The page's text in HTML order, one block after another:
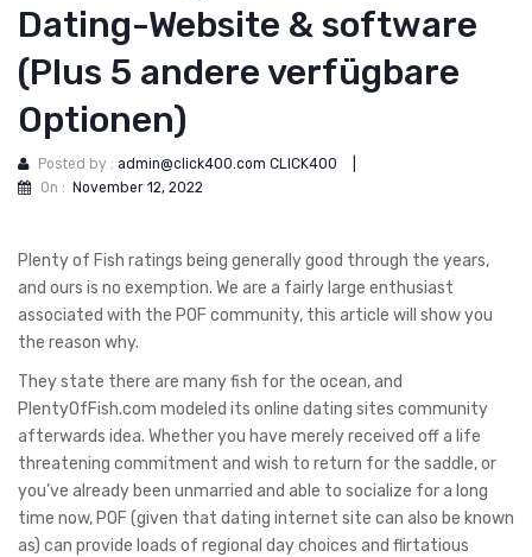
Dating-Website & software
(Plus 5 andere verfügbare
Optionen)
Posted by : admin@click400.com CLICK400
On : November 12, 2022
Plenty of Fish ratings being generally good through the years,
and ours is no exemption. We are a fairly large enthusiast
associated with the POF community, this article will show you
the reason why.
They state there are many fish for the ocean, and
PlentyOfFish.com modeled its online dating sites community
afterwards idea. Whether you have merely received off a life
threatening commitment and wish to return for the saddle, or
you’ve already been unmarried and able to socialize for a long
time now, POF (given that dating internet site can also be known
as) can provide loads of regional day choices and flirtatious